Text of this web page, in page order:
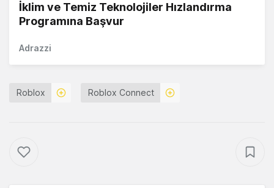
İklim ve Temiz Teknolojiler Hızlandırma
Programına Başvur
Adrazzi
Roblox Roblox Connect